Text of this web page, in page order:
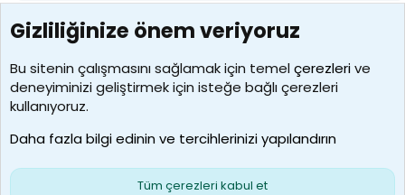
7388
Kullanıcılar
borabekirogluu
Son üye
Çerezler
S
Gizliliğinize önem veriyoruz
Bu sitenin çalışmasını sağlamak için temelçerezlerive
deneyiminizi geliştirmek için isteğe bağlı çerezleri
kullanıyoruz.
Daha fazla bilgi edinin ve tercihlerinizi yapılandırın
Tüm çerezleri kabul et